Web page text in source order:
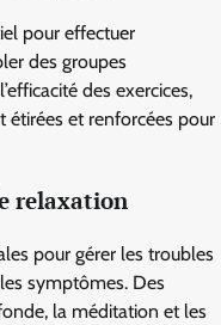
pour effectuer
des groupes
des exercices,
étirées et renforcées pour
relaxation
pour gérer les troubles
symptômes. Des
la méditation et les